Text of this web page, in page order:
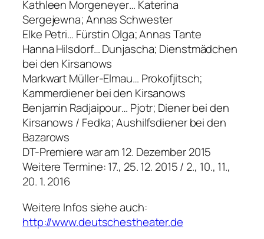
Kathleen Morgeneyer… Katerina
Sergejewna; Annas Schwester
Elke Petri… Fürstin Olga; Annas Tante
Hanna Hilsdorf… Dunjascha; Dienstmädchen
bei den Kirsanows
Markwart Müller-Elmau… Prokofjitsch;
Kammerdiener bei den Kirsanows
Benjamin Radjaipour… Pjotr; Diener bei den
Kirsanows / Fedka; Aushilfsdiener bei den
Bazarows
DT-Premiere war am 12. Dezember 2015
Weitere Termine: 17., 25. 12. 2015 / 2., 10., 11.,
20. 1. 2016
Weitere Infos siehe auch:
http://www.deutschestheater.de